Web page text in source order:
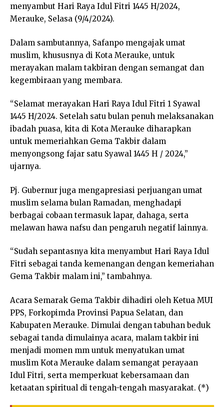
menyambut Hari Raya Idul Fitri 1445 H/2024,
Merauke, Selasa (9/4/2024).
Dalam sambutannya, Safanpo mengajak umat
muslim, khususnya di Kota Merauke, untuk
merayakan malam takbiran dengan semangat dan
kegembiraan yang membara.
“Selamat merayakan Hari Raya Idul Fitri 1 Syawal
1445 H/2024. Setelah satu bulan penuh melaksanakan
ibadah puasa, kita di Kota Merauke diharapkan
untuk memeriahkan Gema Takbir dalam
menyongsong fajar satu Syawal 1445 H / 2024,”
ujarnya.
Pj. Gubernur juga mengapresiasi perjuangan umat
muslim selama bulan Ramadan, menghadapi
berbagai cobaan termasuk lapar, dahaga, serta
melawan hawa nafsu dan pengaruh negatif lainnya.
“Sudah sepantasnya kita menyambut Hari Raya Idul
Fitri sebagai tanda kemenangan dengan kemeriahan
Gema Takbir malam ini,” tambahnya.
Acara Semarak Gema Takbir dihadiri oleh Ketua MUI
PPS, Forkopimda Provinsi Papua Selatan, dan
Kabupaten Merauke. Dimulai dengan tabuhan beduk
sebagai tanda dimulainya acara, malam takbir ini
menjadi momen mm untuk menyatukan umat
muslim Kota Merauke dalam semangat perayaan
Idul Fitri, serta memperkuat kebersamaan dan
ketaatan spiritual di tengah-tengah masyarakat. (*)